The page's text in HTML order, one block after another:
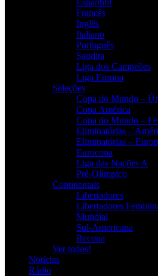
Francês
Inglês
Italiano
Português
Saudita
Liga dos Campeões
Liga Europa
Seleções
Copa do Mundo –
Copa América
Copa do Mundo –
Eliminatórias –
Eliminatórias –
Eurocopa
Liga das Nações A
Pré-Olímpico
Continentais
Libertadores
Libertadores
Mundial
Sul-Americana
Recopa
Ver todos!
Notícias
Rádio